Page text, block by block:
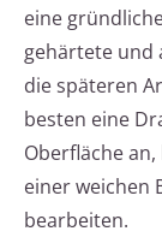
eine
gehärtete und
die späteren
besten eine
Oberfläche
einer weichen
bearbeiten.